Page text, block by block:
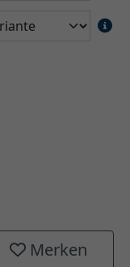
Merken